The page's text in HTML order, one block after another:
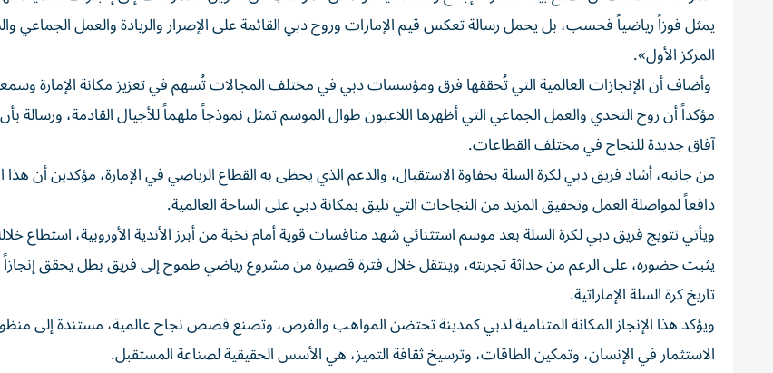
يمثل فوزاً رياضياً فحسب، بل يحمل رسالة تعكس قيم الإمارات وروح دبي القائمة على الإصرار والريادة والعمل الجماعي
المركز الأول».
وأضاف أن الإنجازات العالمية التي تُحققها فرق ومؤسسات دبي في مختلف المجالات تُسهم في تعزيز مكانة الإمارة
مؤكداً أن روح التحدي والعمل الجماعي التي أظهرها اللاعبون طوال الموسم تمثل نموذجاً ملهماً للأجيال القادمة، ورسالة
آفاق جديدة للنجاح في مختلف القطاعات.
من جانبه، أشاد فريق دبي لكرة السلة بحفاوة الاستقبال، والدعم الذي يحظى به القطاع الرياضي في الإمارة، مؤكدين أن هذا
دافعاً لمواصلة العمل وتحقيق المزيد من النجاحات التي تليق بمكانة دبي على الساحة العالمية.
ويأتي تتويج فريق دبي لكرة السلة بعد موسم استثنائي شهد منافسات قوية أمام نخبة من أبرز الأندية الأوروبية، استطاع
يثبت حضوره، على الرغم من حداثة تجربته، وينتقل خلال فترة قصيرة من مشروع رياضي طموح إلى فريق بطل يحقق
تاريخ كرة السلة الإماراتية.
ويؤكد هذا الإنجاز المكانة المتنامية لدبي كمدينة تحتضن المواهب والفرص، وتصنع قصص نجاح عالمية، مستندة إلى
الاستثمار في الإنسان، وتمكين الطاقات، وترسيخ ثقافة التميز، هي الأسس الحقيقية لصناعة المستقبل.